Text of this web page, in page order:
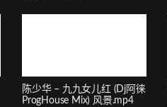
陈少华 – 九九女儿红 (Dj阿徕
ProgHouse Mix) 风景.mp4